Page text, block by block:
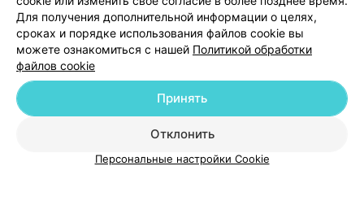
Добавить специалиста
Новости проекта
Размещение рекламы
Медицинский маркетинг
Публичный договор
Для получения дополнительной информации о целях,
сроках и порядке использования файлов cookie вы
можете ознакомиться с нашей Политикой обработки
файлов cookie
Отклонить
Принять
Персональные настройки Cookie